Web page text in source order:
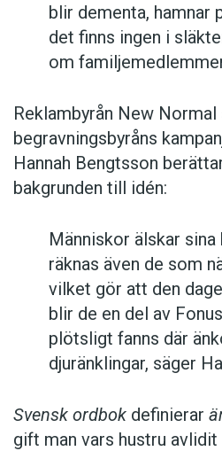
blir dementa, hamnar
det finns ingen i
om
Reklambyrån New
begravningsbyråns
Hannah Bengtsson
bakgrunden till idén:
Människor älskar
räknas även de som
vilket gör att den
blir de en del av
plötsligt fanns där
djuränklingar, säger
Svensk ordbok definierar
gift man vars hustru